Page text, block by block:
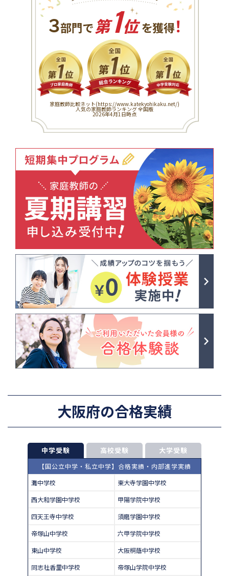
３部門で 第1位を獲得！
家庭教師比較ネット(https://www.katekyohikaku.net/)
人気の家庭教師ランキング 全国版
2026年4月1日時点
大阪府の合格実績
中学受験 高校受験 大学受験
【国公立中学・私立中学】合格実績・内部進学実績
灘中学校
東大寺学園中学校
西大和学園中学校
甲陽学院中学校
四天王寺中学校
須磨学園中学校
帝塚山中学校
六甲学院中学校
東山中学校
大阪桐蔭中学校
同志社香里中学校
帝塚山学院中学校